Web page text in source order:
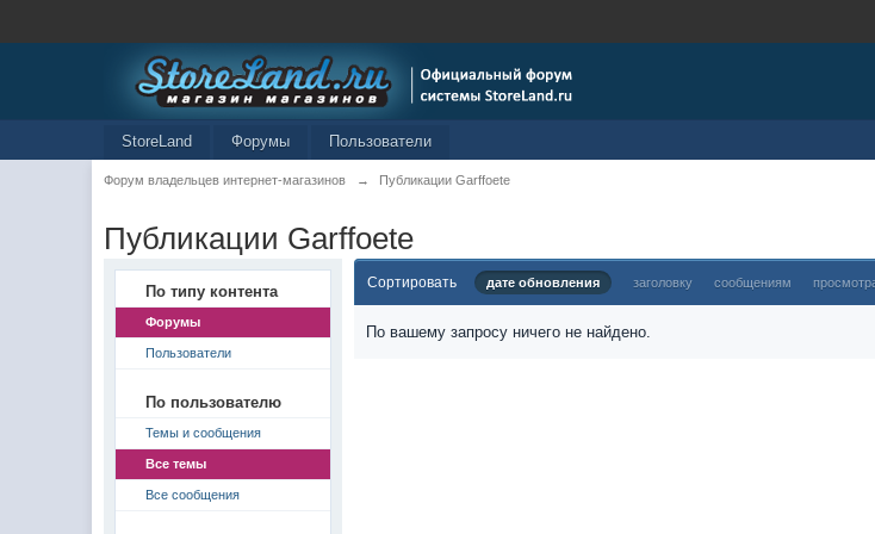
StoreLand Форумы Пользователи
Форум владельцев интернет-магазинов → Публикации Garffoete
Публикации Garffoete
По типу контента
Форумы
Пользователи
По пользователю
Темы и сообщения
Все темы
Все сообщения
Сортировать дате обновления заголовку сообщениям
По вашему запросу ничего не найдено.